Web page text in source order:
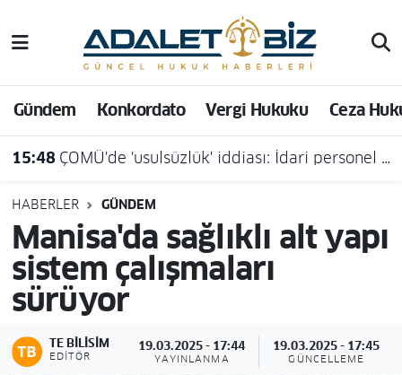
Gündem Konkordato Vergi Hukuku Ceza
15:48 ÇOMÜ'de 'usulsüzlük' iddiası: İdari personel açığa alındı
HABERLER GÜNDEM
Manisa'da sağlıklı alt yapı
sistem çalışmaları
sürüyor
TE BILISIM
EDITÖR
19.03.2025 - 17:44
YAYINLANMA
19.03.2025 - 17:45
GÜNCELLEME
Hava Durumu
Trafik Durumu
Süper Lig Puan Durumu ve Fikstür
Tüm Manşetler
Son Dakika Haberleri
Haber Arşivi